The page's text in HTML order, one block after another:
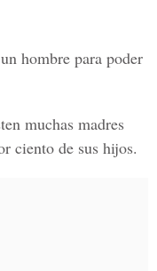
hombre para poder
muchas madres
ciento de sus hijos.